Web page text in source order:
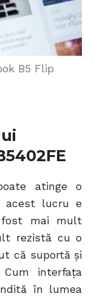
B5 Flip
atinge o
acest lucru e
mai mult
rezistă cu o
că suportă și
Cum interfața
în lumea